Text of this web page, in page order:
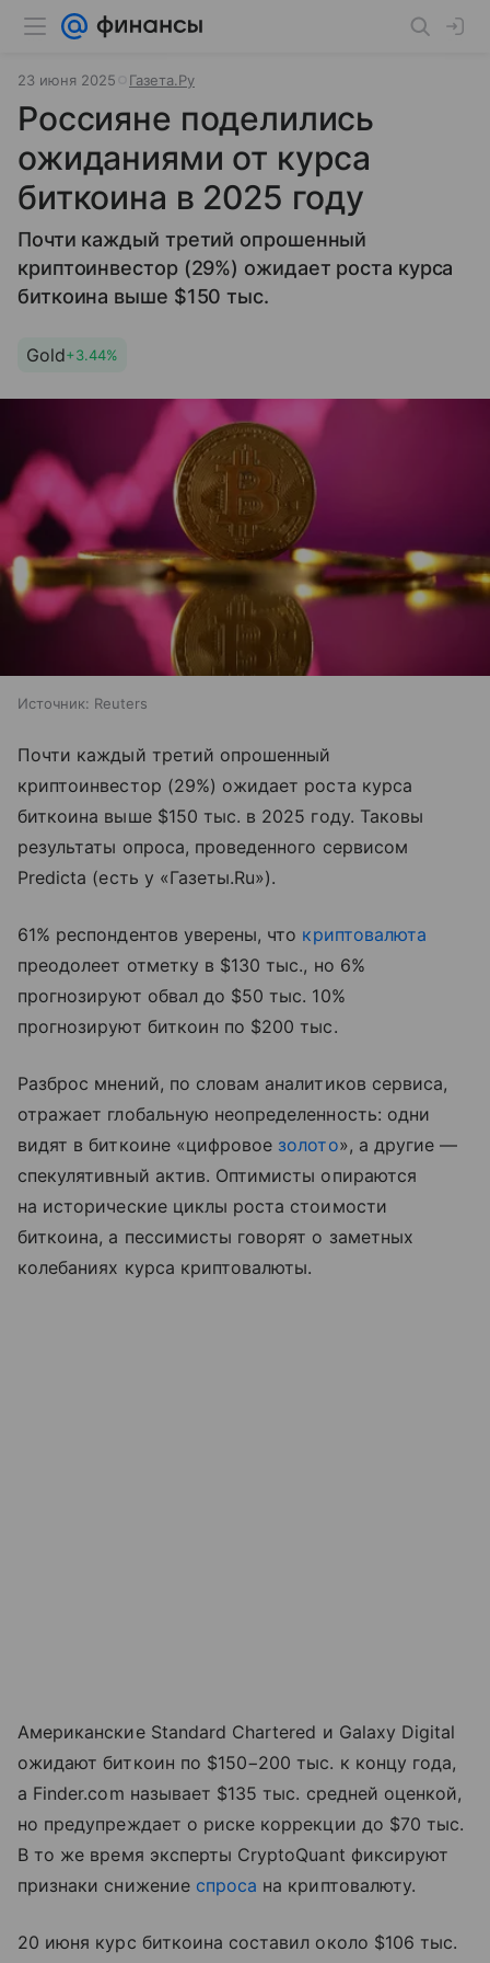
23 июня 2025 Газета.Ру
Россияне поделились
ожиданиями от курса
биткоина в 2025 году
Почти каждый третий опрошенный
криптоинвестор (29%) ожидает роста курса
биткоина выше $150 тыс.
Gold+3.44%
Источник: Reuters
Почти каждый третий опрошенный
криптоинвестор (29%) ожидает роста курса
биткоина выше $150 тыс. в 2025 году. Таковы
результаты опроса, проведенного сервисом
Predicta (есть у «Газеты.Ru»).
61% респондентов уверены, что криптовалюта
преодолеет отметку в $130 тыс., но 6%
прогнозируют обвал до $50 тыс. 10%
прогнозируют биткоин по $200 тыс.
Разброс мнений, по словам аналитиков сервиса,
отражает глобальную неопределенность: одни
видят в биткоине «цифровое золото», а другие —
спекулятивный актив. Оптимисты опираются
на исторические циклы роста стоимости
биткоина, а пессимисты говорят о заметных
колебаниях курса криптовалюты.
Американские Standard Chartered и Galaxy Digital
ожидают биткоин по $150−200 тыс. к концу года,
а Finder.com называет $135 тыс. средней оценкой,
но предупреждает о риске коррекции до $70 тыс.
В то же время эксперты CryptoQuant фиксируют
признаки снижение спроса на криптовалюту.
20 июня курс биткоина составил около $106 тыс.